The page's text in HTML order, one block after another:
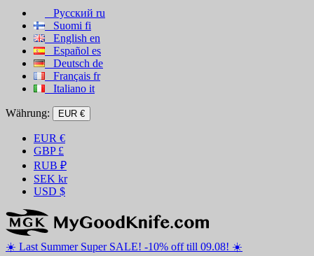
Русский ru
Suomi fi
English en
Español es
Deutsch de
Français fr
Italiano it
Währung: EUR €
EUR €
GBP £
RUB ₽
SEK kr
USD $
☀️ ️Last Summer Super SALE! -10% off till 09.08! ☀️